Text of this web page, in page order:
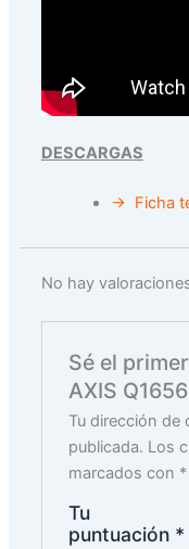
DESCARGAS
→ Ficha
No hay
Sé el
AXIS Q1656
Tu dirección de
publicada. Los
marcados con *
Tu
puntuación *